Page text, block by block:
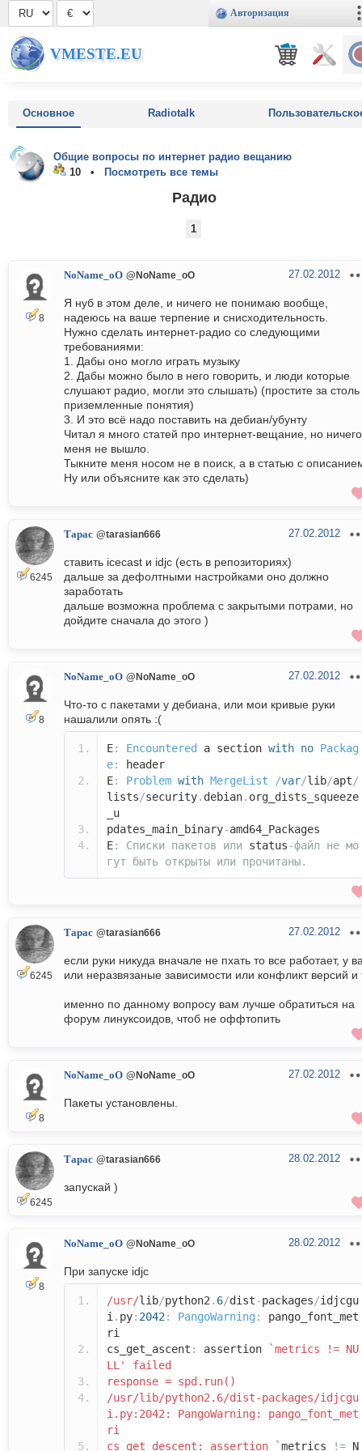
Авторизация
VMESTE.EU
Основное Radiotalk
Общие вопросы по интернет радио вещанию
10 •
Посмотреть все темы
Радио
1
8
NoName_oO @NoName_oO 27.02.2012
Я нуб в этом деле, и ничего не понимаю вообще,
надеюсь на ваше терпение и снисходительность.
Нужно сделать интернет-радио со следующими
требованиями:
1. Дабы оно могло играть музыку
2. Дабы можно было в него говорить, и люди которые
слушают радио, могли это слышать) (простите за столь
приземленные понятия)
3. И это всё надо поставить на дебиан/убунту
Читал я много статей про интернет-вещание, но
меня не вышло.
Тыкните меня носом не в поиск, а в статью с
Ну или объясните как это сделать)
6245
Тарас @tarasian666 27.02.2012
ставить icecast и idjc (есть в репозиториях)
дальше за дефолтными настройками оно должно
заработать
дальше возможна проблема с закрытыми потрами, но
дойдите сначала до этого )
8
NoName_oO @NoName_oO 27.02.2012
Что-то с пакетами у дебиана, или мои кривые руки
нашалили опять :(
E: Encountered a section with no Packag
e:
header
E: Problem with MergeList /var/lib/apt/
lists/security. debian. org_dists_squeeze
_u
pdates_main_binary-amd64_Packages
E: Списки пакетов или status-файл не мо
гут
быть открыты или прочитаны.
6245
Тарас @tarasian666 27.02.2012
если руки никуда вначале не пхать то все работает, у
или неразвязаные зависимости или конфликт версий и
именно по данному вопросу вам лучше обратиться на
форум линуксоидов, чтоб не оффтопить
8
NoName_oO @NoName_oO 27.02.2012
Пакеты установлены.
6245
Тарас @tarasian666 28.02.2012
запускай )
8
NoName_oO @NoName_oO 28.02.2012
При запуске idjc
/usr/lib/python2 . 6/dist-packages/idjcgu
i . py: 2042 : PangoWarning :
pango_font_met
ri
cs_get_ascent : assertion
`metrics != NU
LL' failed
response = spd.run()
/usr/lib/python2.6/dist-packages/idjcgu
i.py:2042: PangoWarning: pango_font_met
ri
cs_get_descent: assertion `metrics != N